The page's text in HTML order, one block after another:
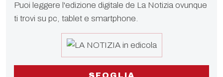
Puoi leggere l'edizione digitale de La Notizia ovunque
ti trovi su pc, tablet e smartphone.
SFOGLIA